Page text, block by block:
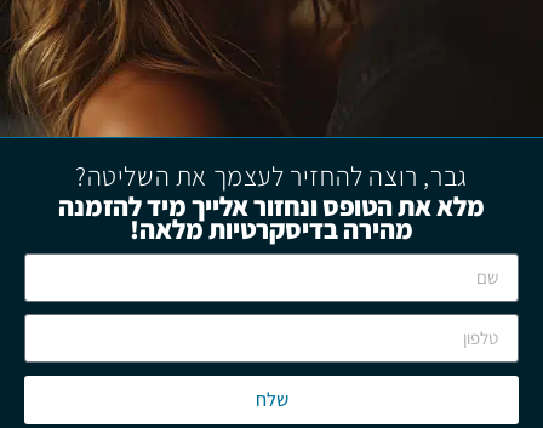
גבר, רוצה להחזיר לעצמך את השליטה?
מלא את הטופס ונחזור אלייך מיד להזמנה
מהירה בדיסקרטיות מלאה!
שלח